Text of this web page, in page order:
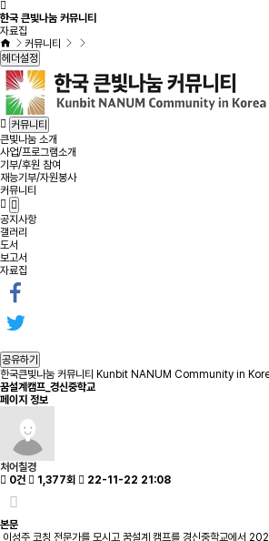
한국 큰빛나눔 커뮤니티
자료집
커뮤니티
헤더설정
커뮤니티
큰빛나눔 소개
사업/프로그램소개
기부/후원 참여
재능기부/자원봉사
커뮤니티
공지사항
갤러리
도서
보고서
자료집
공유하기
한국큰빛나눔 커뮤니티 Kunbit NANUM Community in
꿈설계캠프_경신중학교
페이지 정보
처어칠경
0건
1,377회 22-11-22 21:08
본문
이성주 코칭 전문가를 모시고 꿈설계 캠프를 경신중학교에서